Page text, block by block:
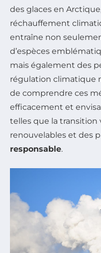
des glaces en
réchauffement
entraîne non
d’espèces
mais également des
régulation climatique
de comprendre ces
efficacement et
telles que la transition
renouvelables et des
responsable.